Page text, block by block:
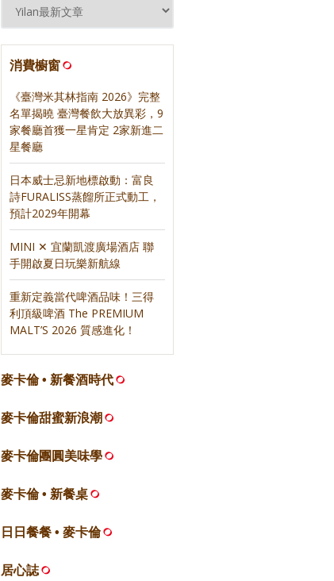
消費櫥窗
《臺灣米其林指南 2026》完整
名單揭曉 臺灣餐飲大放異彩，9
家餐廳首獲一星肯定 2家新進二
星餐廳
日本威士忌新地標啟動：富良
詩FURALISS蒸餾所正式動工，
預計2029年開幕
MINI ✕ 宜蘭凱渡廣場酒店 聯
手開啟夏日玩樂新航線
重新定義當代啤酒品味！三得
利頂級啤酒 The PREMIUM
MALT’S 2026 質感進化！
麥卡倫 • 新餐酒時代
麥卡倫甜蜜新浪潮
麥卡倫團圓美味學
麥卡倫 • 新餐桌
日日餐餐 • 麥卡倫
居心誌